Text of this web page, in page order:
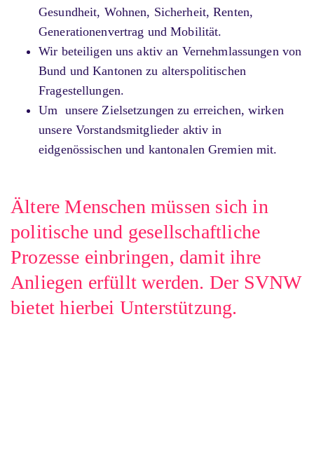
Gesundheit, Wohnen, Sicherheit, Renten,
Generationenvertrag und Mobilität.
Wir beteiligen uns aktiv an Vernehmlassungen von
Bund und Kantonen zu alterspolitischen
Fragestellungen.
Um unsere Zielsetzungen zu erreichen, wirken
unsere Vorstandsmitglieder aktiv in
eidgenössischen und kantonalen Gremien mit.
Ältere Menschen müssen sich in
politische und gesellschaftliche
Prozesse einbringen, damit ihre
Anliegen erfüllt werden. Der SVNW
bietet hierbei Unterstützung.